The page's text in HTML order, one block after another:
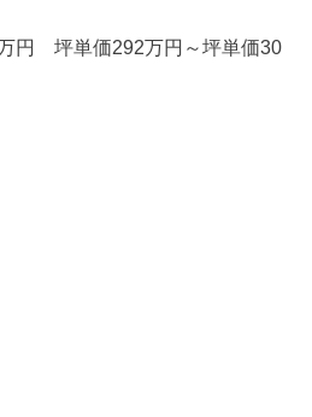
円 坪単価292万円～坪単価30